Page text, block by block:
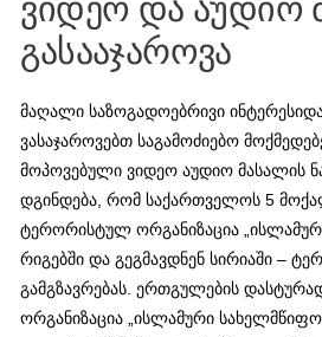
ვიდეო და აუდიო
გასააჯაროვა
მაღალი საზოგადოებრივი
ვასაჯაროვებთ საგამოძიებო
მოპოვებული ვიდეო აუდიო მასალის
დგინდება, რომ საქართველოს 5
ტერორისტულ ორგანიზაცია
რიგებში და გეგმავდნენ სირიაში –
გამგზავრებას. ერთგულების
ორგანიზაცია „ისლამური